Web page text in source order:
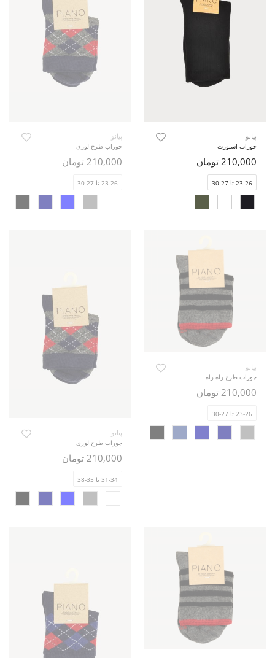
پیانو
جوراب اسپورت
210,000 تومان
23-26 تا 27-30
پیانو
جوراب طرح لوزی
210,000 تومان
23-26 تا 27-30
پیانو
جوراب طرح راه راه
210,000 تومان
23-26 تا 27-30
پیانو
جوراب طرح لوزی
210,000 تومان
31-34 تا 35-38